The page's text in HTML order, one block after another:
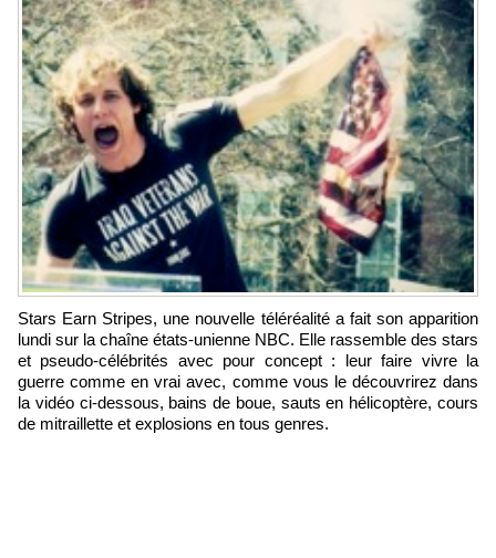
Stars Earn Stripes, une nouvelle téléréalité a fait son apparition
lundi sur la chaîne états-unienne NBC. Elle rassemble des stars
et pseudo-célébrités avec pour concept : leur faire vivre la
guerre comme en vrai avec, comme vous le découvrirez dans
la vidéo ci-dessous, bains de boue, sauts en hélicoptère, cours
de mitraillette et explosions en tous genres.